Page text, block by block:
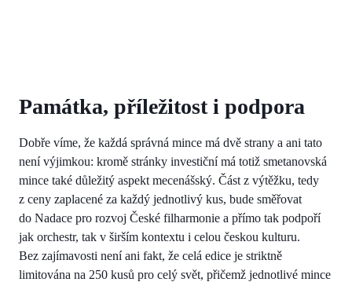
Památka, příležitost i podpora
Dobře víme, že každá správná mince má dvě strany a ani tato
není výjimkou: kromě stránky investiční má totiž smetanovská
mince také důležitý aspekt mecenášský. Část z výtěžku, tedy
z ceny zaplacené za každý jednotlivý kus, bude směřovat
do Nadace pro rozvoj České filharmonie a přímo tak podpoří
jak orchestr, tak v širším kontextu i celou českou kulturu.
Bez zajímavosti není ani fakt, že celá edice je striktně
limitována na 250 kusů pro celý svět, přičemž jednotlivé mince